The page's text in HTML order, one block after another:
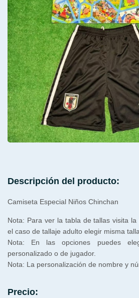
Descripción del producto:
Camiseta Especial Niños Chinchan
Nota: Para ver la tabla de tallas visita
el caso de tallaje adulto elegir misma
Nota: En las opciones puedes
personalizado o de jugador.
Nota: La personalización de nombre y
Precio: